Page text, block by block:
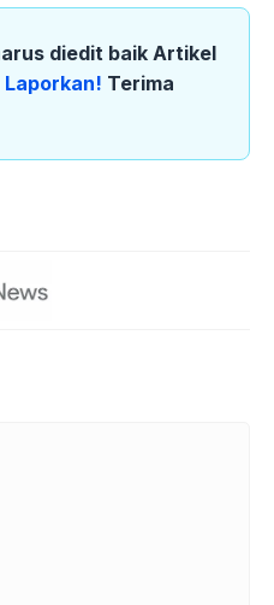
diedit baik Artikel
Laporkan! Terima